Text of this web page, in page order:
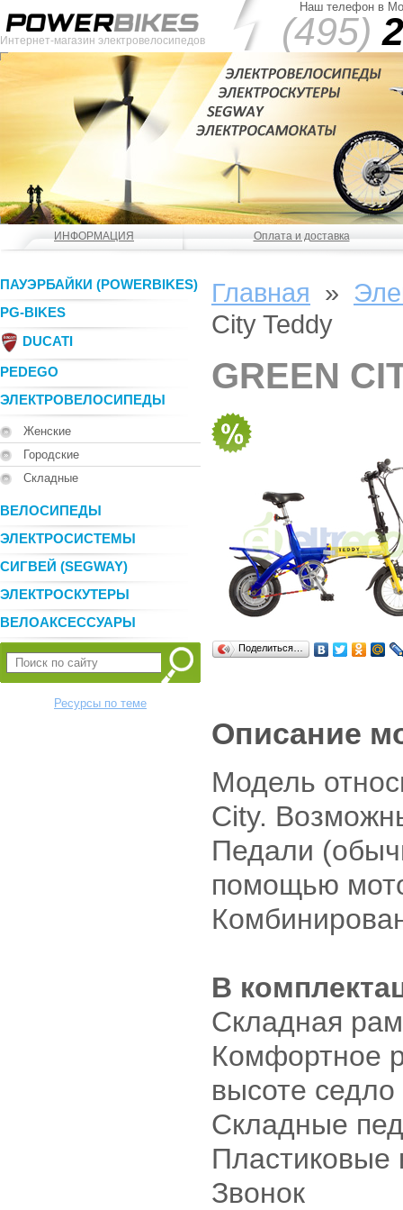
Интернет-магазин электровелосипедов
Наш телефон в
(495)
ИНФОРМАЦИЯ Оплата и доставка
ПАУЭРБАЙКИ (POWERBIKES)
PG-BIKES
DUCATI
PEDEGO
ЭЛЕКТРОВЕЛОСИПЕДЫ
Женские
Городские
Складные
ВЕЛОСИПЕДЫ
ЭЛЕКТРОСИСТЕМЫ
СИГВЕЙ (SEGWAY)
ЭЛЕКТРОСКУТЕРЫ
ВЕЛОАКСЕССУАРЫ
Ресурсы по теме
Главная »
City Teddy
GREEN
Поделиться…
Описание
Модель
City.
Педали
помощью
В
Складная
Комфортное
высоте седло
Складные
Пластиковые
Звонок